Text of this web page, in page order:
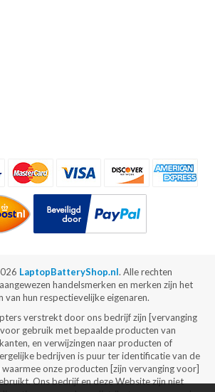
LaptopBatteryShop.nl. Alle rechten
handelsmerken en merken zijn het
van hun respectievelijke eigenaren.
verstrekt door ons bedrijf zijn [vervanging
gebruik met bepaalde producten van
en verwijzingen naar producten of
bedrijven is puur ter identificatie van de
onze producten [zijn vervanging voor]
Ons bedrijf en deze Website zijn niet